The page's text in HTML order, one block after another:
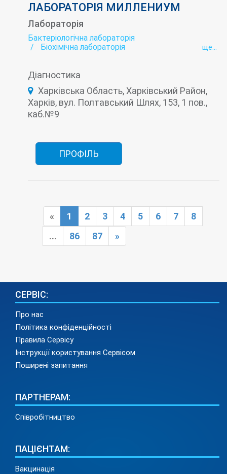
ЛАБОРАТОРІЯ МИЛЛЕНИУМ
Лабораторія
Бактеріологічна лабораторія
Біохімічна лабораторія
Імунологічна лабораторія
Пренатальна (дородова) діагностика
ще...
Діагностика
Харківська Область, Харківський Район,
Харків, вул. Полтавський Шлях, 153, 1 пов.,
каб.№9
ПРОФІЛЬ
« 1 2 3 4 5 6 7
8
...
86 87 »
СЕРВІС:
Про нас
Політика конфіденційності
Правила Сервісу
Інструкції користування Сервісом
Поширені запитання
ПАРТНЕРАМ:
Співробітництво
ПАЦІЄНТАМ:
Вакцинація